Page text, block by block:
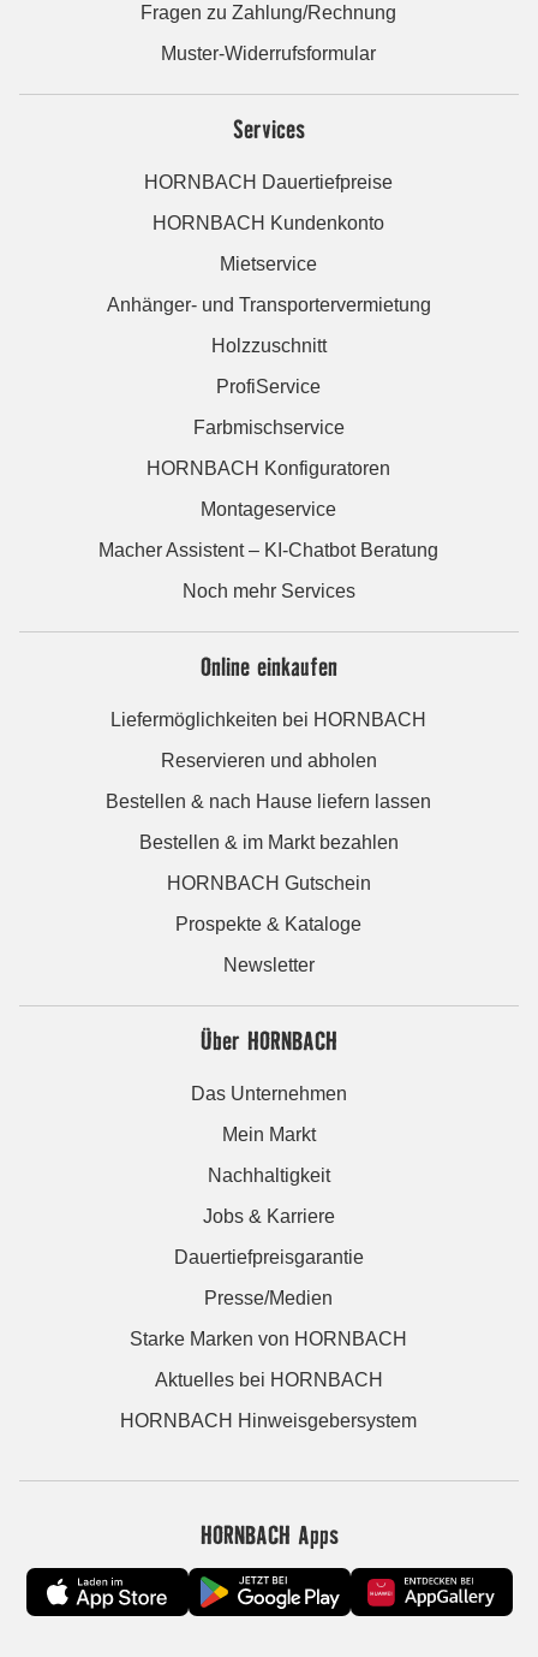
Fragen zu Zahlung/Rechnung
Muster-Widerrufsformular
Services
HORNBACH Dauertiefpreise
HORNBACH Kundenkonto
Mietservice
Anhänger- und Transportervermietung
Holzzuschnitt
ProfiService
Farbmischservice
HORNBACH Konfiguratoren
Montageservice
Macher Assistent – KI-Chatbot Beratung
Noch mehr Services
Online einkaufen
Liefermöglichkeiten bei HORNBACH
Reservieren und abholen
Bestellen & nach Hause liefern lassen
Bestellen & im Markt bezahlen
HORNBACH Gutschein
Prospekte & Kataloge
Newsletter
Über HORNBACH
Das Unternehmen
Mein Markt
Nachhaltigkeit
Jobs & Karriere
Dauertiefpreisgarantie
Presse/Medien
Starke Marken von HORNBACH
Aktuelles bei HORNBACH
HORNBACH Hinweisgebersystem
HORNBACH Apps